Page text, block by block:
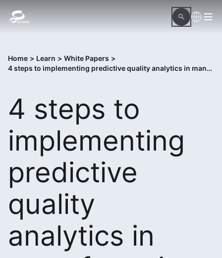
Home > Learn > White Papers >
4 steps to implementing predictive quality analytics in manufacturing
4 steps to
implementing
predictive
quality
analytics in